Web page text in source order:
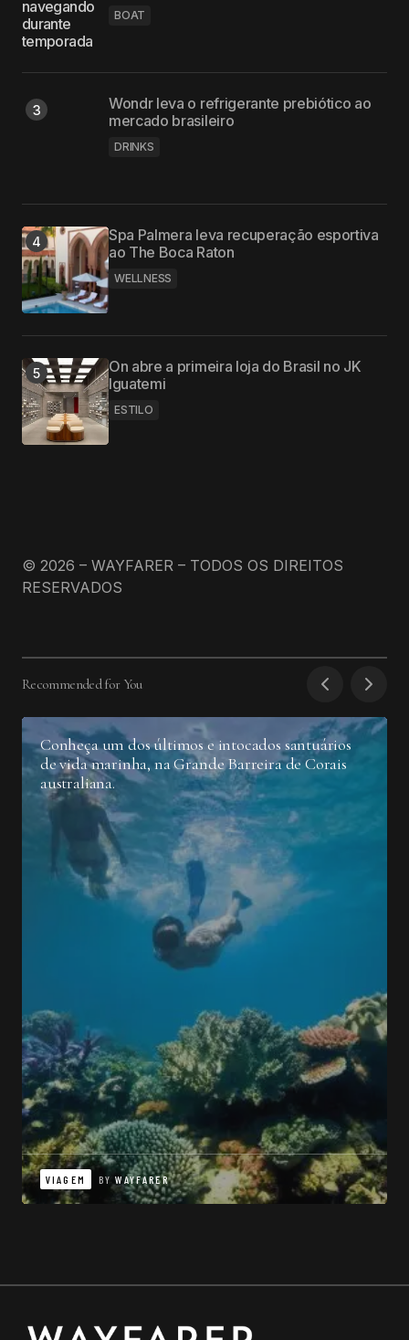
BOAT
Wondr leva o refrigerante prebiótico ao
mercado brasileiro
DRINKS
Spa Palmera leva recuperação esportiva
ao The Boca Raton
WELLNESS
On abre a primeira loja do Brasil no JK
Iguatemi
ESTILO
© 2026 – WAYFARER – TODOS OS DIREITOS
RESERVADOS
Recommended for You
Conheça um dos últimos e intocados santuários
de vida marinha, na Grande Barreira de Corais
australiana.
VIAGEM BY WAYFARER